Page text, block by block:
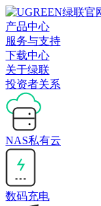
产品中心
服务与支持
下载中心
关于绿联
投资者关系
NAS私有云
数码充电